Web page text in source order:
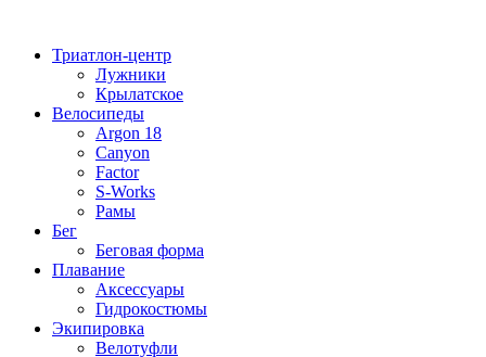
содержимому
Триатлон-центр
Лужники
Крылатское
Велосипеды
Argon 18
Canyon
Factor
S-Works
Рамы
Бег
Беговая форма
Плавание
Аксессуары
Гидрокостюмы
Экипировка
Велотуфли